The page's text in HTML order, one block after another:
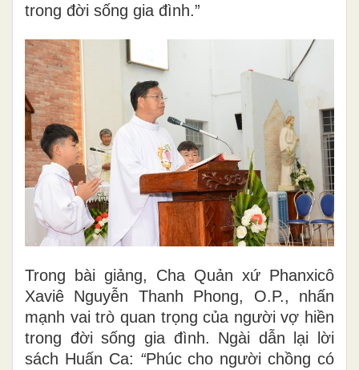
trong đời sống gia đình.”
Trong bài giảng, Cha Quản xứ Phanxicô
Xaviê Nguyễn Thanh Phong, O.P., nhấn
mạnh vai trò quan trọng của người vợ hiền
trong đời sống gia đình. Ngài dẫn lại lời
sách Huấn Ca: “Phúc cho người chồng có